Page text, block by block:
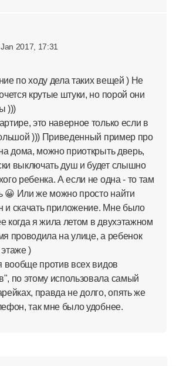
2017, 17:31
по ходу дела таких вещей ) Не
крутые штуки, но порой они
)))
это наверное только если в
))) Приведенный пример про
дома, можно приоткрыть дверь,
выключать душ и будет слышно
ребенка. А если не одна - то там
😀 Или же можно просто найти
и скачать приложение. Мне было
когда я жила летом в двухэтажном
проводила на улице, а ребенок
)
вообще против всех видов
по этому использовала самый
правда не долго, опять же
так мне было удобнее.